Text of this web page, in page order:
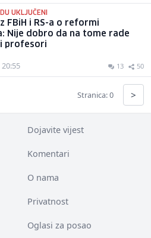
UKLJUČENI
FBiH i RS-a o reformi
Nije dobro da na tome rade
profesori
13 50
Stranica: 0 >
Dojavite vijest
Komentari
O nama
Privatnost
Oglasi za posao